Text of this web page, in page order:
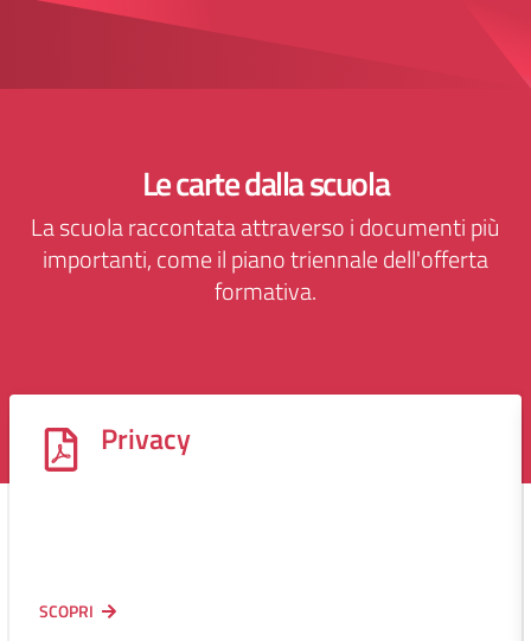
Le carte dalla scuola
La scuola raccontata attraverso i documenti più
importanti, come il piano triennale dell'offerta
formativa.
Privacy
SCOPRI